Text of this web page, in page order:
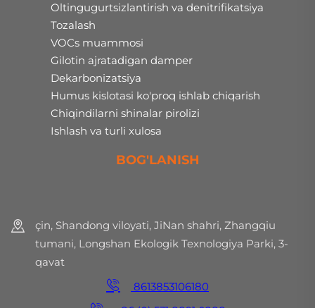
Oltingugurtsizlantirish va denitrifikatsiya
Tozalash
VOCs muammosi
Gilotin ajratadigan damper
Dekarbonizatsiya
Humus kislotasi ko'proq ishlab chiqarish
Chiqindilarni shinalar pirolizi
Ishlash va turli xulosa
BOG'LANISH
çin, Shandong viloyati, JiNan shahri, Zhangqiu
tumani, Longshan Ekologik Texnologiya Parki, 3-
qavat
8613853106180